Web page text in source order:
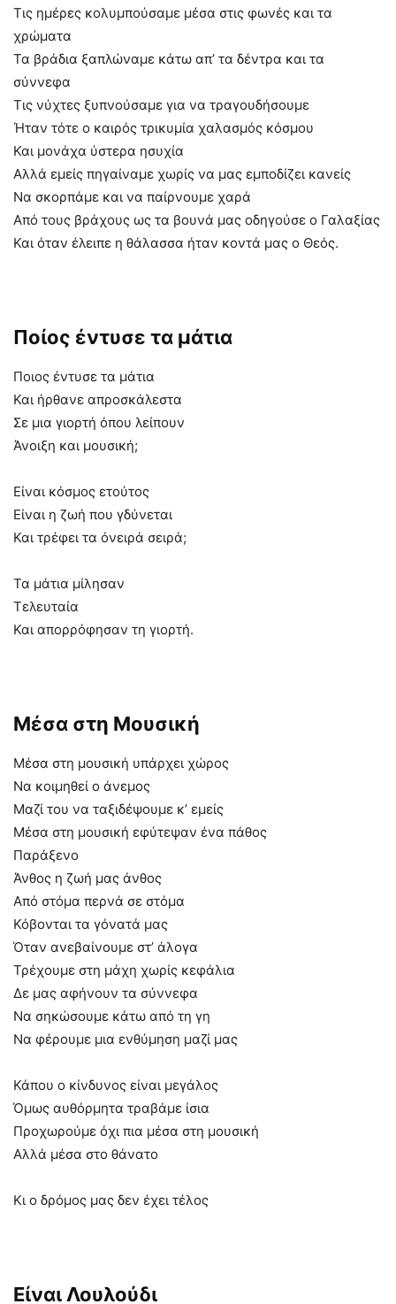
Τις ημέρες κολυμπούσαμε μέσα στις φωνές και τα
χρώματα
Τα βράδια ξαπλώναμε κάτω απ’ τα δέντρα και τα
σύννεφα
Τις νύχτες ξυπνούσαμε για να τραγουδήσουμε
Ήταν τότε ο καιρός τρικυμία χαλασμός κόσμου
Και μονάχα ύστερα ησυχία
Αλλά εμείς πηγαίναμε χωρίς να μας εμποδίζει κανείς
Να σκορπάμε και να παίρνουμε χαρά
Από τους βράχους ως τα βουνά μας οδηγούσε ο Γαλαξίας
Και όταν έλειπε η θάλασσα ήταν κοντά μας ο Θεός.
Ποίος έντυσε τα μάτια
Ποιος έντυσε τα μάτια
Και ήρθανε απροσκάλεστα
Σε μια γιορτή όπου λείπουν
Άνοιξη και μουσική;
Είναι κόσμος ετούτος
Είναι η ζωή που γδύνεται
Και τρέφει τα όνειρά σειρά;
Τα μάτια μίλησαν
Τελευταία
Και απορρόφησαν τη γιορτή.
Μέσα στη Μουσική
Μέσα στη μουσική υπάρχει χώρος
Να κοιμηθεί ο άνεμος
Μαζί του να ταξιδέψουμε κ’ εμείς
Μέσα στη μουσική εφύτεψαν ένα πάθος
Παράξενο
Άνθος η ζωή μας άνθος
Από στόμα περνά σε στόμα
Κόβονται τα γόνατά μας
Όταν ανεβαίνουμε στ’ άλογα
Τρέχουμε στη μάχη χωρίς κεφάλια
Δε μας αφήνουν τα σύννεφα
Να σηκώσουμε κάτω από τη γη
Να φέρουμε μια ενθύμηση μαζί μας
Κάπου ο κίνδυνος είναι μεγάλος
Όμως αυθόρμητα τραβάμε ίσια
Προχωρούμε όχι πια μέσα στη μουσική
Αλλά μέσα στο θάνατο
Κι ο δρόμος μας δεν έχει τέλος
Είναι Λουλούδι